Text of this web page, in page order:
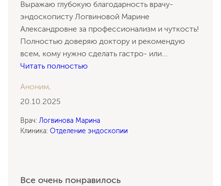
Выражаю глубокую благодарность врачу-
эндоскописту Логвиновой Марине
Александровне за профессионализм и чуткость!
Полностью доверяю доктору и рекомендую
всем, кому нужно сделать гастро- или...
Читать полностью
Аноним,
20.10.2025
Врач: Логвинова Марина
Клиника: Отделение эндоскопии
Все очень понравилось